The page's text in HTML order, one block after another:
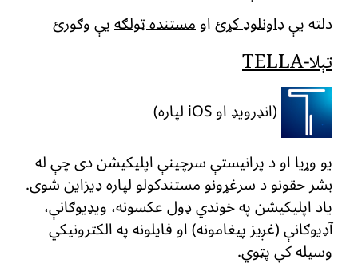
دلته یېډاونلوډ کړئ او مستنده ټولګه یې وګورئ
تېلا-TELLA
(انډرویډ او iOS لپاره)
یو وړیا او د پرانیستې سرچینې اپلیکیشن دی چې له
بشر حقونو د سرغړونو مستندکولو لپاره ډیزاین شوی.
یاد اپلیکیشن په خوندي ډول عکسونه، ویډیوګانې،
آډیوګانې (غږیز پیغامونه) او فایلونه په الکترونیکي
وسیله کې پټوي.